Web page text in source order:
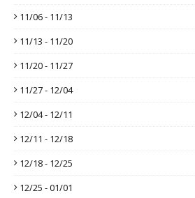
11/06 - 11/13
11/13 - 11/20
11/20 - 11/27
11/27 - 12/04
12/04 - 12/11
12/11 - 12/18
12/18 - 12/25
12/25 - 01/01